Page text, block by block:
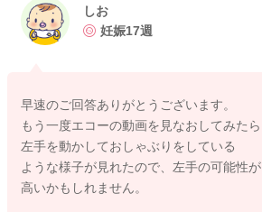
お力になれずに申し訳ありません。
しお
妊娠17週
早速のご回答ありがとうございます。
もう一度エコーの動画を見なおしてみたら
左手を動かしておしゃぶりをしている
ような様子が見れたので、左手の可能性が
高いかもしれません。